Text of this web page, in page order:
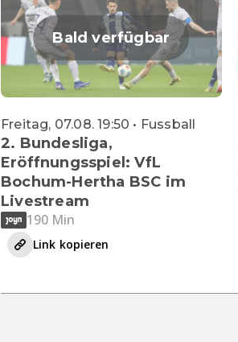
Bald verfügbar
Freitag, 07.08. 19:50 • Fussball
2. Bundesliga,
Eröffnungsspiel: VfL
Bochum-Hertha BSC im
Livestream
190 Min
Link kopieren